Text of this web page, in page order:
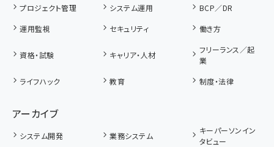
プロジェクト管理
システム運用
BCP／DR
運用監視
セキュリティ 働き方
資格・試験 キャリア・人材
フリーランス／起
業
ライフハック
教育 制度・法律
アーカイブ
システム開発 業務システム
キーパーソンイン
タビュー